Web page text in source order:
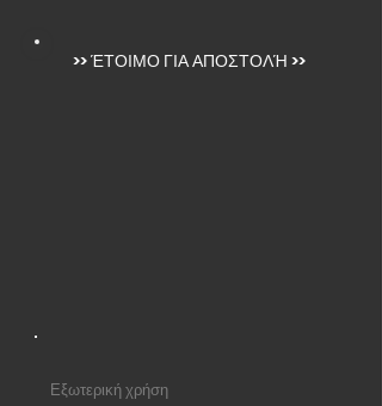
>>ΈΤΟΙΜΟ ΓΙΑ ΑΠΟΣΤΟΛΉ >>
Εξωτερική χρήση